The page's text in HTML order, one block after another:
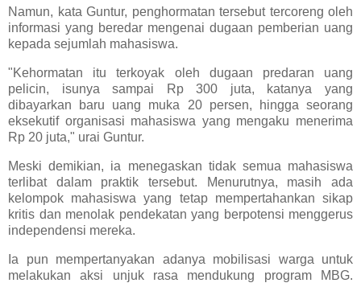
Namun, kata Guntur, penghormatan tersebut tercoreng oleh
informasi yang beredar mengenai dugaan pemberian uang
kepada sejumlah mahasiswa.
"Kehormatan itu terkoyak oleh dugaan predaran uang
pelicin, isunya sampai Rp 300 juta, katanya yang
dibayarkan baru uang muka 20 persen, hingga seorang
eksekutif organisasi mahasiswa yang mengaku menerima
Rp 20 juta," urai Guntur.
Meski demikian, ia menegaskan tidak semua mahasiswa
terlibat dalam praktik tersebut. Menurutnya, masih ada
kelompok mahasiswa yang tetap mempertahankan sikap
kritis dan menolak pendekatan yang berpotensi menggerus
independensi mereka.
Ia pun mempertanyakan adanya mobilisasi warga untuk
melakukan aksi unjuk rasa mendukung program MBG.